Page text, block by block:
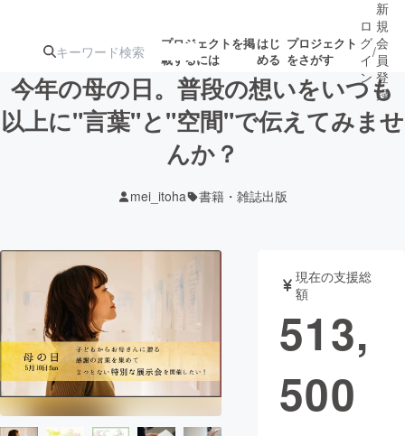
プロジェクトを掲
載するには
はじ
める
プロジェクト
をさがす
注目の新着プロ 募集終了が近いプ
テクノロジー・ガジェット
映像・映画 書籍・雑誌
ビジネス・起業 チャレンジ
ロ
グ
イ
ン
/
新
規
会
員
登
録
今年の母の日。普段の想いをいつも
以上に"言葉"と"空間"で伝えてみませ
んか？
mei_itoha 書籍・雑誌出版
現在の支援総
額
513,
500